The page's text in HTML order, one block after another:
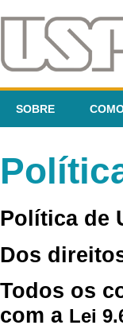
SOBRE
Política de
Dos
Todos os
com a Lei